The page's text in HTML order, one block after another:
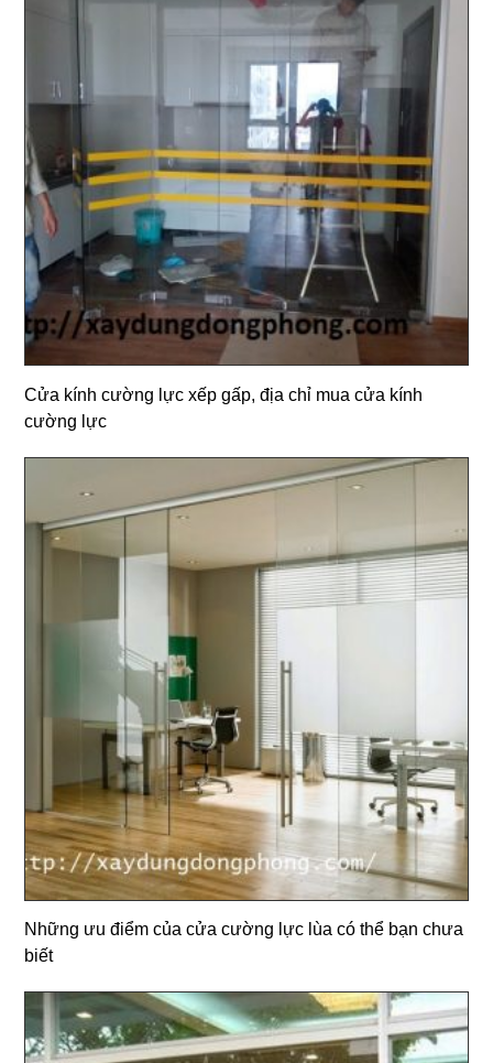
Cửa kính cường lực xếp gấp, địa chỉ mua cửa kính
cường lực
Những ưu điểm của cửa cường lực lùa có thể bạn chưa
biết